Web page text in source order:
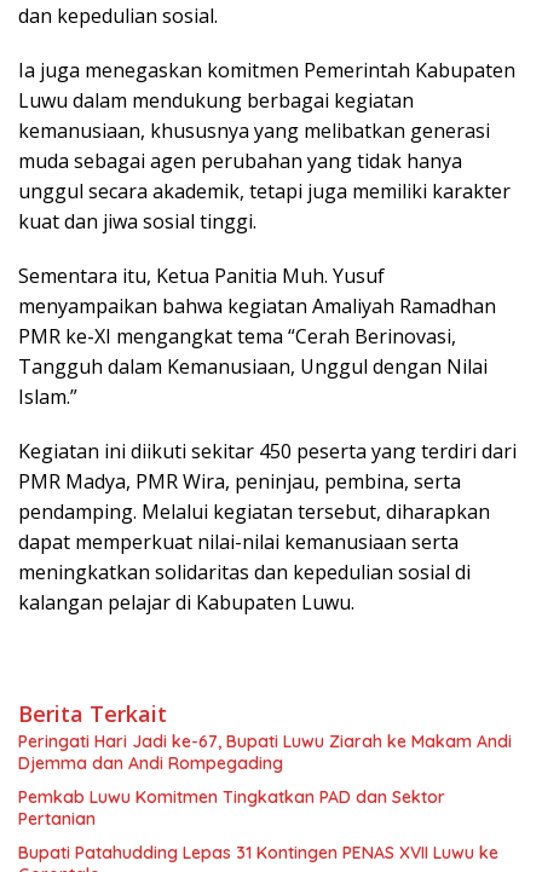
dan kepedulian sosial.
Ia juga menegaskan komitmen Pemerintah Kabupaten
Luwu dalam mendukung berbagai kegiatan
kemanusiaan, khususnya yang melibatkan generasi
muda sebagai agen perubahan yang tidak hanya
unggul secara akademik, tetapi juga memiliki karakter
kuat dan jiwa sosial tinggi.
Sementara itu, Ketua Panitia Muh. Yusuf
menyampaikan bahwa kegiatan Amaliyah Ramadhan
PMR ke-XI mengangkat tema “Cerah Berinovasi,
Tangguh dalam Kemanusiaan, Unggul dengan Nilai
Islam.”
Kegiatan ini diikuti sekitar 450 peserta yang terdiri dari
PMR Madya, PMR Wira, peninjau, pembina, serta
pendamping. Melalui kegiatan tersebut, diharapkan
dapat memperkuat nilai-nilai kemanusiaan serta
meningkatkan solidaritas dan kepedulian sosial di
kalangan pelajar di Kabupaten Luwu.
Berita Terkait
Peringati Hari Jadi ke-67, Bupati Luwu Ziarah ke Makam Andi
Djemma dan Andi Rompegading
Pemkab Luwu Komitmen Tingkatkan PAD dan Sektor
Pertanian
Bupati Patahudding Lepas 31 Kontingen PENAS XVII Luwu ke